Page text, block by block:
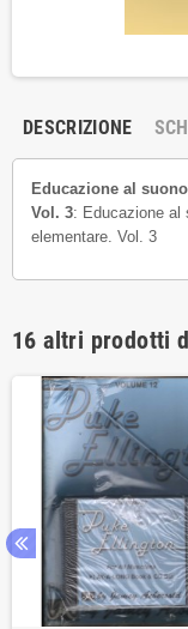
DESCRIZIONE
Educazione al
Vol. 3: Educazione al
elementare. Vol. 3
16 altri prodotti